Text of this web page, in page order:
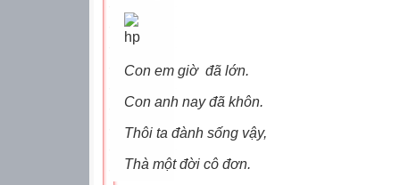
Con em giờ đã lớn.
Con anh nay đã khôn.
Thôi ta đành sống vậy,
Thà một đời cô đơn.